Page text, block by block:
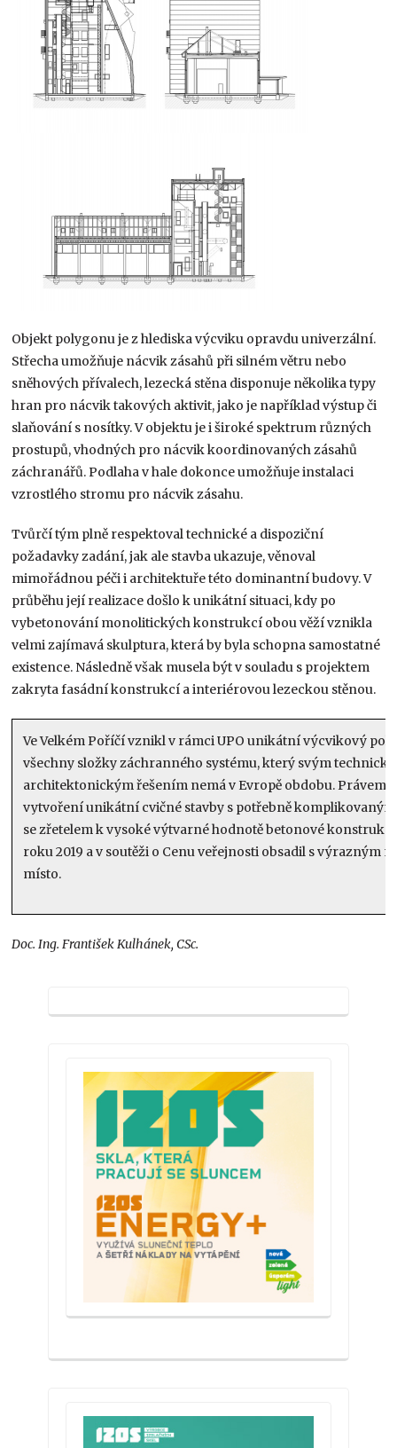
Objekt polygonu je z hlediska výcviku opravdu univerzální.
Střecha umožňuje nácvik zásahů při silném větru nebo
sněhových přívalech, lezecká stěna disponuje několika typy
hran pro nácvik takových aktivit, jako je například výstup či
slaňování s nosítky. V objektu je i široké spektrum různých
prostupů, vhodných pro nácvik koordinovaných zásahů
záchranářů. Podlaha v hale dokonce umožňuje instalaci
vzrostlého stromu pro nácvik zásahu.
Tvůrčí tým plně respektoval technické a dispoziční
požadavky zadání, jak ale stavba ukazuje, věnoval
mimořádnou péči i architektuře této dominantní budovy. V
průběhu její realizace došlo k unikátní situaci, kdy po
vybetonování monolitických konstrukcí obou věží vznikla
velmi zajímavá skulptura, která by byla schopna samostatné
existence. Následně však musela být v souladu s projektem
zakryta fasádní konstrukcí a interiérovou lezeckou stěnou.
Ve Velkém Poříčí vznikl v rámci UPO unikátní výcvikový
všechny složky záchranného systému, který svým
architektonickým řešením nemá v Evropě obdobu. Právem
vytvoření unikátní cvičné stavby s potřebně
se zřetelem k vysoké výtvarné hodnotě betonové
roku 2019 a v soutěži o Cenu veřejnosti obsadil s výrazným
místo.
Doc. Ing. František Kulhánek, CSc.